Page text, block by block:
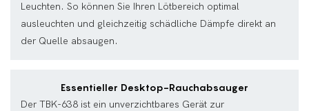
Leuchten. So können Sie Ihren Lötbereich optimal
ausleuchten und gleichzeitig schädliche Dämpfe direkt an
der Quelle absaugen.
Essentieller Desktop-Rauchabsauger
Der TBK-638 ist ein unverzichtbares Gerät zur